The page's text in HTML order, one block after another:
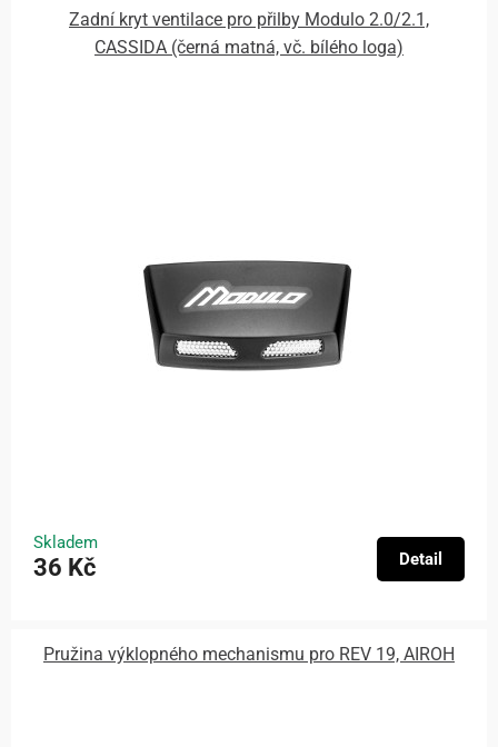
Zadní kryt ventilace pro přilby Modulo 2.0/2.1,
CASSIDA (černá matná, vč. bílého loga)
Skladem
36 Kč Detail
Pružina výklopného mechanismu pro REV 19, AIROH